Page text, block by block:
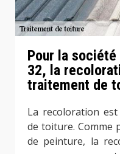
Pour la
32, la
traitement de
La recoloration
de toiture. Comme
de peinture, la